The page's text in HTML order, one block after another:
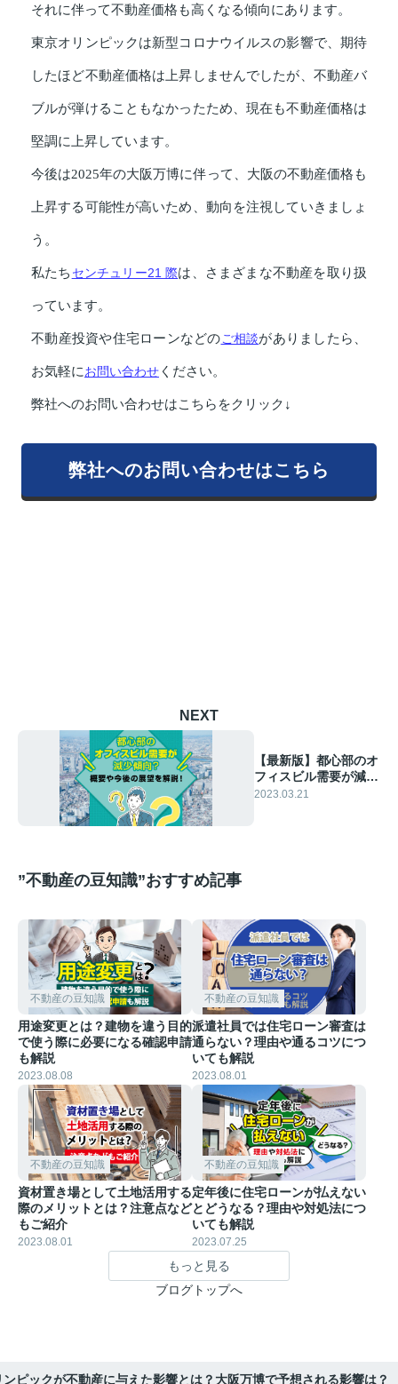
それに伴って不動産価格も高くなる傾向にあります。
東京オリンピックは新型コロナウイルスの影響で、期待
したほど不動産価格は上昇しませんでしたが、不動産バ
ブルが弾けることもなかったため、現在も不動産価格は
堅調に上昇しています。
今後は2025年の大阪万博に伴って、大阪の不動産価格も
上昇する可能性が高いため、動向を注視していきましょ
う。
私たち センチュリー21 際は、さまざまな不動産を取り扱
っています。
不動産投資や住宅ローンなどのご相談がありましたら、
お気軽にお問い合わせ ください。
弊社へのお問い合わせはこちらをクリック↓
弊社へのお問い合わせはこちら
NEXT
【最新版】都心部のオ
フィスビル需要が減少
傾向？現状や今後の展
2023.03.21
”不動産の豆知識”おすすめ記事
不動産の豆知識
用途変更とは？建物を違う目的
で使う際に必要になる確認申請
も解説
2023.08.08
不動産の豆知識
派遣社員では住宅ローン審査は
通らない？理由や通るコツにつ
いても解説
2023.08.01
不動産の豆知識
資材置き場として土地活用する
際のメリットとは？注意点など
もご紹介
2023.08.01
不動産の豆知識
定年後に住宅ローンが払えない
とどうなる？理由や対処法につ
いても解説
2023.07.25
もっと見る
ブログトップへ
ンピックが不動産に与えた影響とは？大阪万博で予想される影響は？